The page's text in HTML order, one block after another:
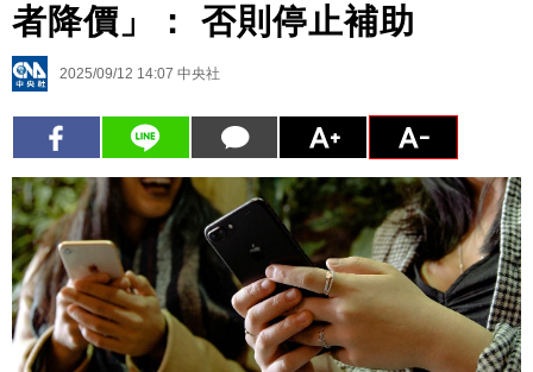
者降價」： 否則停止補助
2025/09/12 14:07 中央社